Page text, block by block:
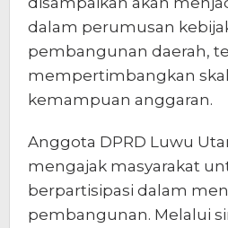
dalam perumusan
pembangunan daerah,
mempertimbangkan
kemampuan anggaran.
Anggota DPRD Luwu
mengajak masyarakat
berpartisipasi dalam
pembangunan. Melalui